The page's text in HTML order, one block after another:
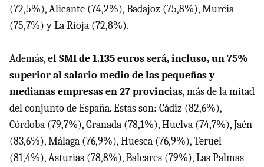
(72,5%), Alicante (74,2%), Badajoz (75,8%), Murcia
(75,7%) y La Rioja (72,8%).
Además,el SMI de 1.135 euros será, incluso, un 75%
superior al salario medio de las pequeñas y
medianas empresas en 27 provincias, más de la mitad
del conjunto de España. Estas son: Cádiz (82,6%),
Córdoba (79,7%), Granada (78,1%), Huelva (74,7%), Jaén
(83,6%), Málaga (76,9%), Huesca (76,9%), Teruel
(81,4%), Asturias (78,8%), Baleares (79%), Las Palmas